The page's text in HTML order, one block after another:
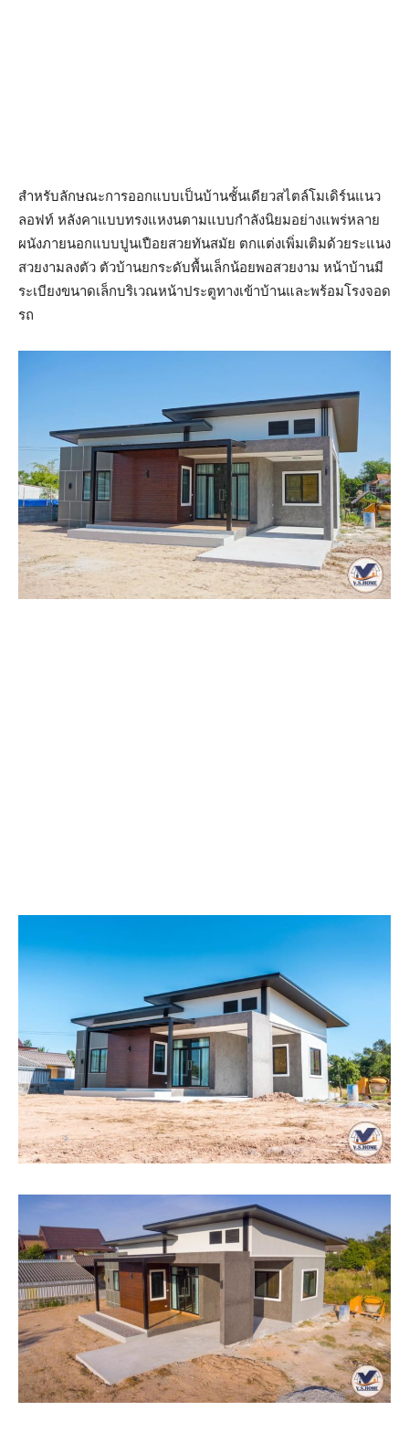
สำหรับลักษณะการออกแบบเป็นบ้านชั้นเดียวสไตล์โมเดิร์นแนว
ลอฟท์ หลังคาแบบทรงแหงนตามแบบกำลังนิยมอย่างแพร่หลาย
ผนังภายนอกแบบปูนเปือยสวยทันสมัย ตกแต่งเพิ่มเติมด้วยระแนง
สวยงามลงตัว ตัวบ้านยกระดับพื้นเล็กน้อยพอสวยงาม หน้าบ้านมี
ระเบียงขนาดเล็กบริเวณหน้าประตูทางเข้าบ้านและพร้อมโรงจอด
รถ